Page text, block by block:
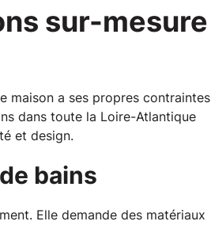
sur-mesure
maison a ses propres contraintes
dans toute la Loire-Atlantique
et design.
bains
Elle demande des matériaux